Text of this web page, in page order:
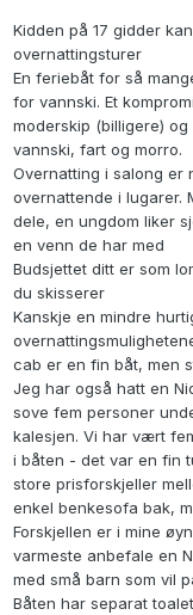
Kidden på 17 gidder
overnattingsturer
En feriebåt for så
for vannski. Et
moderskip (billigere)
vannski, fart og morro.
Overnatting i salong er
overnattende i lugarer.
dele, en ungdom liker
en venn de har med
Budsjettet ditt er som
du skisserer
Kanskje en mindre
cab er en fin båt, men
Jeg har også hatt en
sove fem personer
kalesjen. Vi har vært
i båten - det var en fin
store prisforskjeller
enkel benkesofa bak,
Forskjellen er i mine
varmeste anbefale en
med små barn som vil
Båten har separat